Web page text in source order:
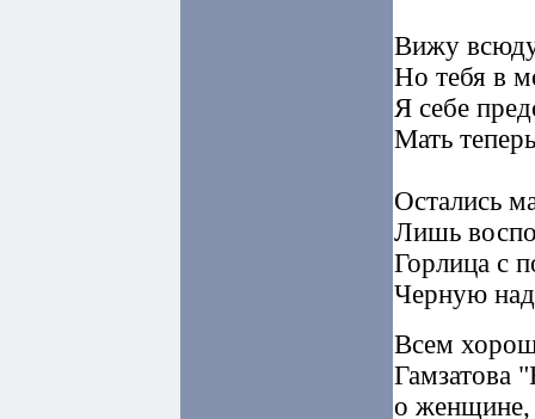
Вижу
Но тебя в
Я себе
Мать
Остались
Лишь
Горлица с
Черную
Всем
Гамзатова
о женщине,